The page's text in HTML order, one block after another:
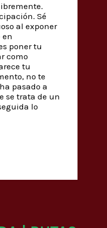
Sé
al exponer
en
poner tu
como
tu
no te
pasado a
se trata de un
lo